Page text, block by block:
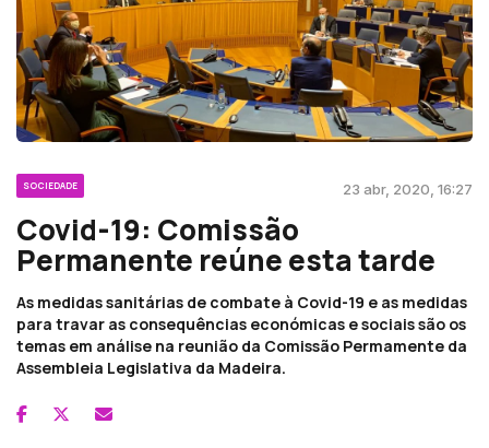
SOCIEDADE 23 abr, 2020, 16:27
Covid-19: Comissão
Permanente reúne esta tarde
As medidas sanitárias de combate à Covid-19 e as medidas
para travar as consequências económicas e sociais são os
temas em análise na reunião da Comissão Permamente da
Assembleia Legislativa da Madeira.